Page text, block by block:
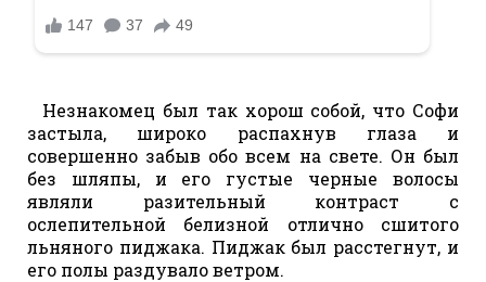
Незнакомец был так хорош собой, что Софи
застыла, широко распахнув глаза и
совершенно забыв обо всем на свете. Он был
без шляпы, и его густые черные волосы
являли разительный контраст с
ослепительной белизной отлично сшитого
льняного пиджака. Пиджак был расстегнут, и
его полы раздувало ветром.